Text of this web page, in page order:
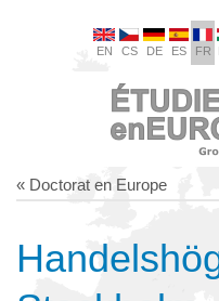
EN CS DE ES FR
« Doctorat en Europe